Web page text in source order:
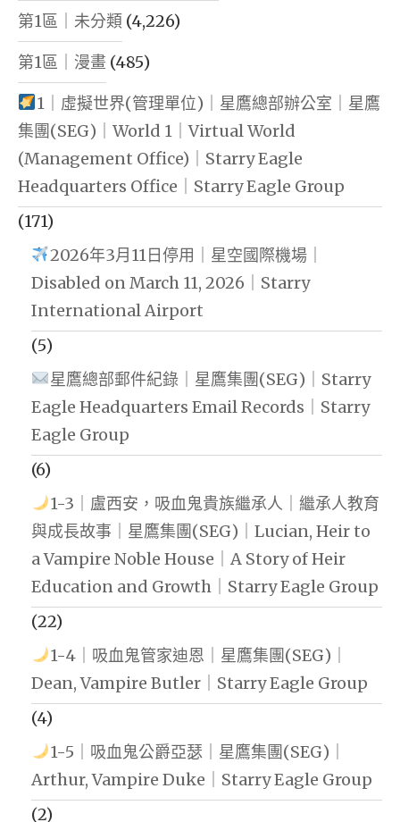
第1區｜未分類 (4,226)
第1區｜漫畫 (485)
1｜虛擬世界(管理單位)｜星鷹總部辦公室｜星鷹
集團(SEG)｜World 1｜Virtual World
(Management Office)｜Starry Eagle
Headquarters Office｜Starry Eagle Group
(171)
2026年3月11日停用｜星空國際機場｜
Disabled on March 11, 2026｜Starry
International Airport
(5)
星鷹總部郵件紀錄｜星鷹集團(SEG)｜Starry
Eagle Headquarters Email Records｜Starry
Eagle Group
(6)
1-3｜盧西安，吸血鬼貴族繼承人｜繼承人教育
與成長故事｜星鷹集團(SEG)｜Lucian, Heir to
a Vampire Noble House｜A Story of Heir
Education and Growth｜Starry Eagle Group
(22)
1-4｜吸血鬼管家迪恩｜星鷹集團(SEG)｜
Dean, Vampire Butler｜Starry Eagle Group
(4)
1-5｜吸血鬼公爵亞瑟｜星鷹集團(SEG)｜
Arthur, Vampire Duke｜Starry Eagle Group
(2)